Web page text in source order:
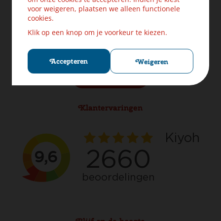
voor weigeren, plaatsen we alleen functionele
cookies.
Klik op een knop om je voorkeur te kiezen.
Accepteren Weigeren
Levering & Verzendinformatie
Ruilen & Retourneren
Klachten? Laat ons helpen!
Cookies
Klantervaringen